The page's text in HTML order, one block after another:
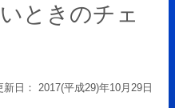
ときのチェ
新日： 2017(平成29)年10月29日